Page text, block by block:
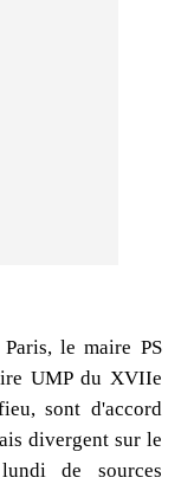
le maire PS
UMP du XVIIe
sont d'accord
divergent sur le
de sources